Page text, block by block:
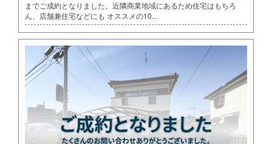
までご成約となりました。近隣商業地域にあるため住宅はもちろ
ん、店舗兼住宅などにも オススメの10...